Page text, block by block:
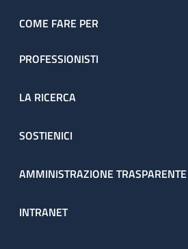
COME FARE PER
PROFESSIONISTI
LA RICERCA
SOSTIENICI
AMMINISTRAZIONE TRASPARENTE
INTRANET